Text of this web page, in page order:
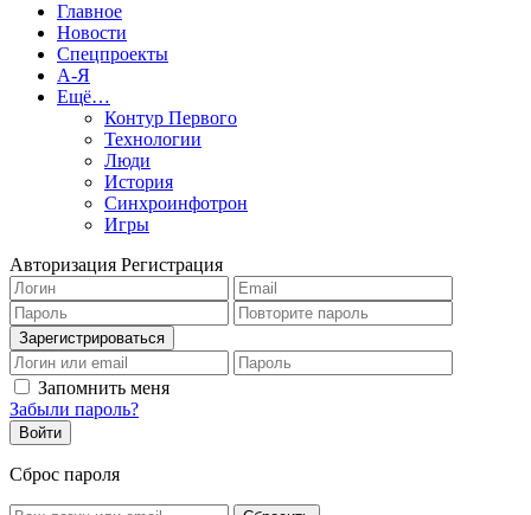
Главное
Новости
Спецпроекты
А-Я
Ещё…
Контур Первого
Технологии
Люди
История
Синхроинфотрон
Игры
Авторизация Регистрация
Запомнить меня
Забыли пароль?
Сброс пароля